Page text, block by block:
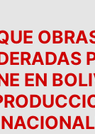
EN